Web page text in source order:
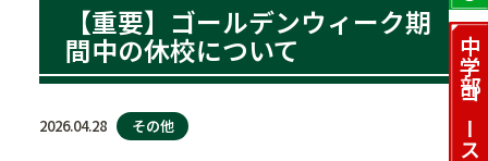
中学部
コース
【重要】ゴールデンウィーク期
間中の休校について
2026.04.28 その他